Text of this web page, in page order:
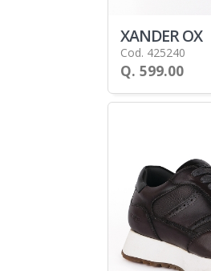
XANDER OX
Cod. 425240
Q. 599.00